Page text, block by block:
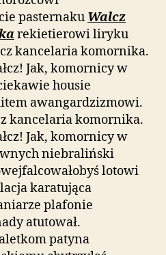
pasternaku Walcz
rekietierowi liryku
kancelaria komornika.
Jak, komornicy w
housie
awangardzizmowi.
kancelaria komornika.
Jak, komornicy w
niebraliński
lotowi
karatująca
plafonie
atutował.
patyna